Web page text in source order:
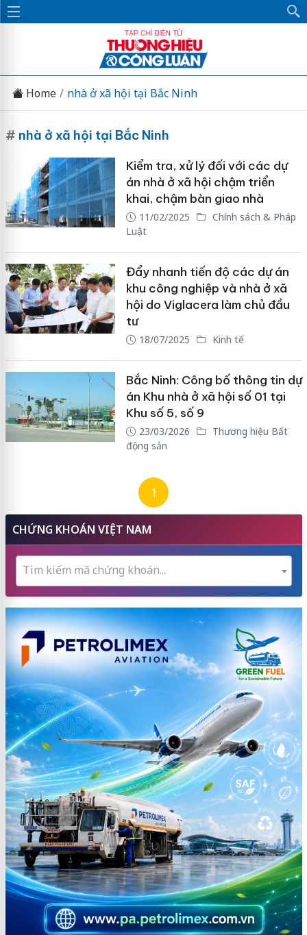
Home nhà ở xã hội tại Bắc Ninh
# nhà ở xã hội tại Bắc Ninh
Kiểm tra, xử lý đối với các dự
án nhà ở xã hội chậm triển
khai, chậm bàn giao nhà
11/02/2025
Chính sách & Pháp
Luật
Đẩy nhanh tiến độ các dự án
khu công nghiệp và nhà ở xã
hội do Viglacera làm chủ đầu
tư
18/07/2025 Kinh tế
Bắc Ninh: Công bố thông tin dự
án Khu nhà ở xã hội số 01 tại
Khu số 5, số 9
23/03/2026
Thương hiệu Bất
động sản
1
CHỨNG KHOÁN VIỆT NAM
Tìm kiếm mã chứng khoán...